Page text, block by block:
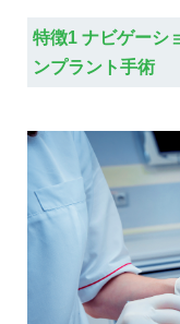
特徴1 ナビゲーシ
ンプラント手術